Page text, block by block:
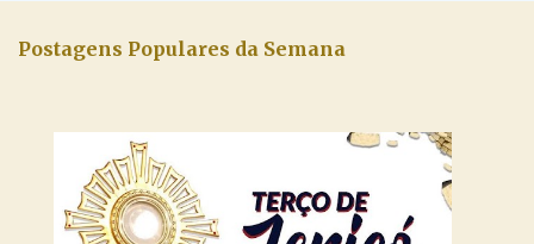
Postagens Populares da Semana